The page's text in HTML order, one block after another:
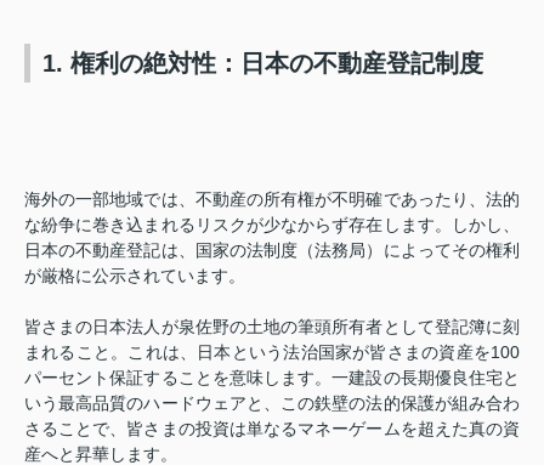
1. 権利の絶対性：日本の不動産登記制度
海外の一部地域では、不動産の所有権が不明確であったり、法的
な紛争に巻き込まれるリスクが少なからず存在します。しかし、
日本の不動産登記は、国家の法制度（法務局）によってその権利
が厳格に公示されています。
皆さまの日本法人が泉佐野の土地の筆頭所有者として登記簿に刻
まれること。これは、日本という法治国家が皆さまの資産を100
パーセント保証することを意味します。一建設の長期優良住宅と
いう最高品質のハードウェアと、この鉄壁の法的保護が組み合わ
さることで、皆さまの投資は単なるマネーゲームを超えた真の資
産へと昇華します。